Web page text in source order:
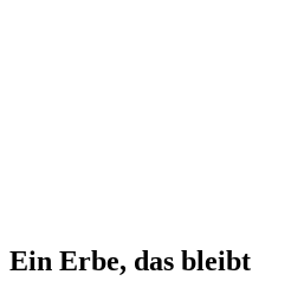
Ein Erbe, das bleibt